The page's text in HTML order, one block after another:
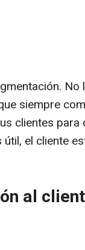
siempre
clientes para
útil, el cliente
al